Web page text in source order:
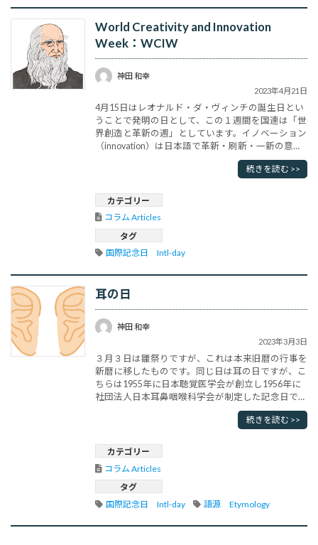
World Creativity and Innovation
Week：WCIW
神田 和幸
2023年4月21日
4月15日はレオナルド・ダ・ヴィンチの誕生日とい
うことで発明の日として、この１週間を国連は「世
界創造と革新の週」としています。イノベーション
（innovation）は日本語で革新・刷新・一新の意味
ですが技術革新と解されることが多いようです。新
技術と思われがちですが、原義は新しい思い付きや
アを利用すればイノベーションです。国連の説明で
は There ma･･･
続きを読む >>
カテゴリー
コラム Articles
タグ
国際記念日　Intl-day
耳の日
神田 和幸
2023年3月3日
３月３日は雛祭りですが、これは本来旧暦の行事を
新暦に移したものです。同じ日は耳の日ですが、こ
ちらは1955年に日本聴覚医学会が創立し1956年に
社団法人日本耳鼻咽喉科学会が制定した記念日で
す。むろん語呂合わせです。しかしWHOは2018年
International Ear Care Day を提唱しました。なぜ３
に似ているから、という理由です。日本の耳･･･
続きを読む >>
カテゴリー
コラム Articles
タグ
国際記念日　Intl-day
語源　Etymology